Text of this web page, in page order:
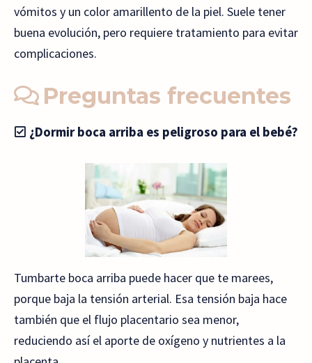
vómitos y un color amarillento de la piel. Suele tener
buena evolución, pero requiere tratamiento para evitar
complicaciones.
Preguntas frecuentes
¿Dormir boca arriba es peligroso para el bebé?
Tumbarte boca arriba puede hacer que te marees,
porque baja la tensión arterial. Esa tensión baja hace
también que el flujo placentario sea menor,
reduciendo así el aporte de oxígeno y nutrientes a la